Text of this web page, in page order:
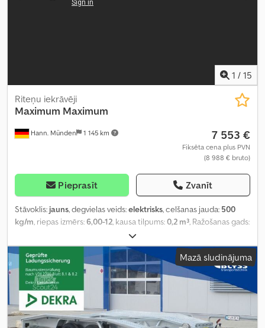
1 / 15
Hann. Münden 1 145 km
Riteņu iekrāvēji
Maximum Maximum
7 553 €
Fiksēta cena plus PVN
(8 988 € bruto)
Pieprasīt Zvanīt
Stāvoklis: jauns, degvielas veids:elektrisks, celšanas jauda: 500
kg/m, riepas izmērs:6,00-12, kausa tilpums:0,2 m³, Ražošanas gads:
kabīne, piekabes sakabe, pilnpiedziņa
Mazā sludinājuma